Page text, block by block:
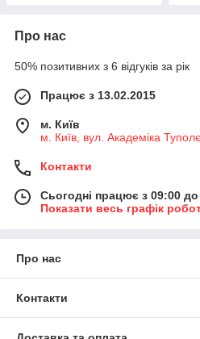
Про нас
50% позитивних з 6 відгуків за рік
Працює з 13.02.2015
м. Київ
м. Київ, вул. Академіка
Контакти
Сьогодні працює з 09:00
Показати весь графік
Про нас
Контакти